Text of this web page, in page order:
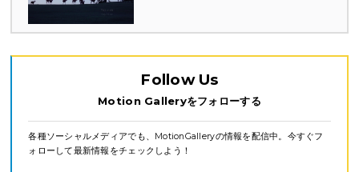
Follow Us
Motion Galleryをフォローする
各種ソーシャルメディアでも、MotionGalleryの情報を配信中。今すぐフ
ォローして最新情報をチェックしよう！